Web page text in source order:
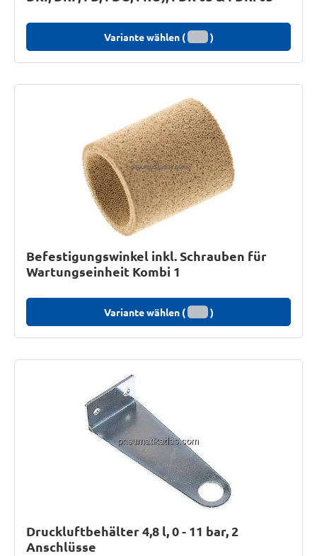
Variante wählen ( )
Befestigungswinkel inkl. Schrauben für
Wartungseinheit Kombi 1
Variante wählen ( )
Druckluftbehälter 4,8 l, 0 - 11 bar, 2
Anschlüsse